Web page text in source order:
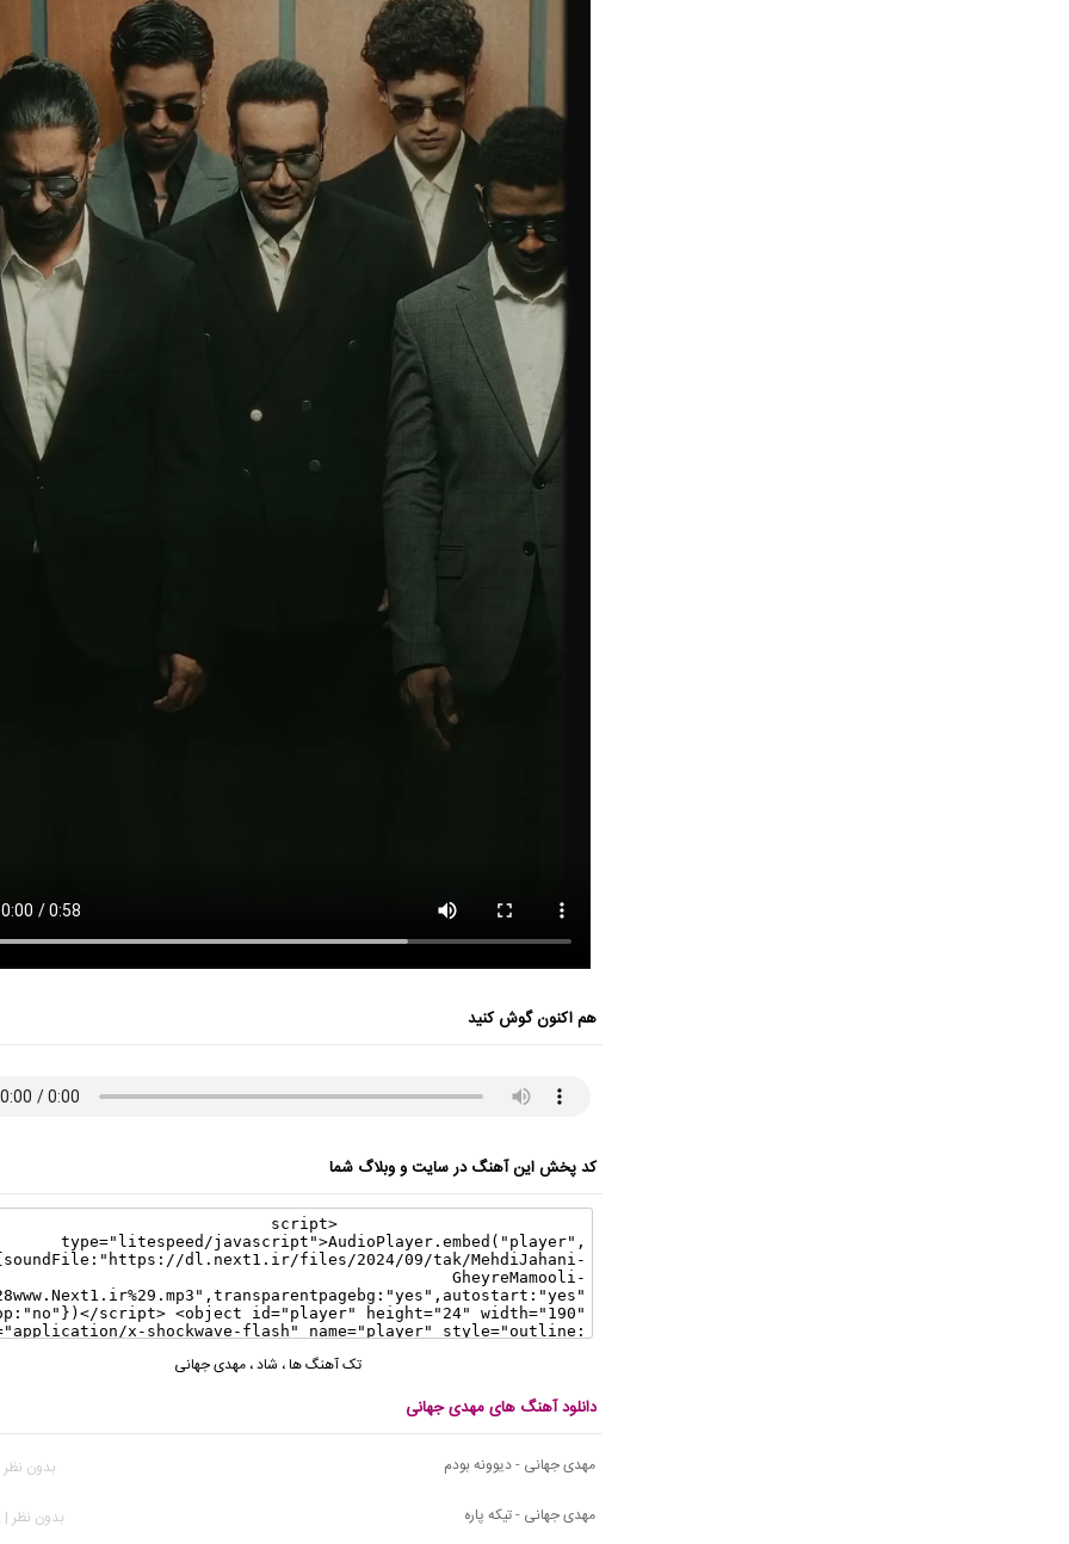
هم اکنون گوش کنید
کد پخش این آهنگ در سایت و وبلاگ شما
تک آهنگ ها، شاد،مهدی جهانی
دانلود آهنگ های مهدی جهانی
مهدی جهانی - دیوونه بودم
بدون نظر | 73
مهدی جهانی - تیکه پاره
بدون نظر | 332 بازدید